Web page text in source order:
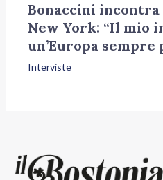
Bonaccini
New York: “Il mio
un’Europa sempre
Interviste